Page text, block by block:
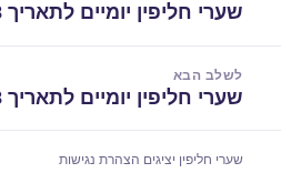
הפוסט
שערי חליפין יומיים לתאריך 26/09/2018
לשלב הבא
הפוסט
שערי חליפין יומיים לתאריך 27/09/2018
שערי חליפין יציגים הצהרת נגישות